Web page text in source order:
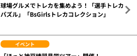
球場グルメでトレカを集めよう！「選手トレカ
パズル」「BsGirlsトレカコレクション」
イベント